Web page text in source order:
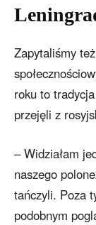
Zapytaliśmy
roku to
przejęli z
– Widziałam
naszego
tańczyli. Poza
podobnym